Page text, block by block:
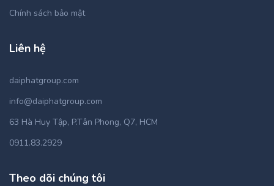
Chính sách bảo mật
Liên hệ
daiphatgroup.com
info@daiphatgroup.com
63 Hà Huy Tập, P.Tân Phong, Q7, HCM
0911.83.2929
Theo dõi chúng tôi